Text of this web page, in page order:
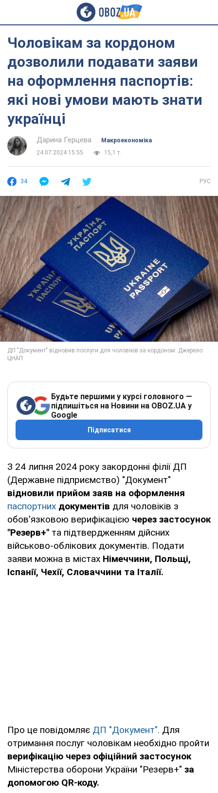
Чоловікам за кордоном
дозволили подавати заяви
на оформлення паспортів:
які нові умови мають знати
українці
Дарина Герцева
Mакроекономіка
24.07.2024 15:55
15,1 т.
34 РУС
Будьте першими у курсі головного —
підпишіться на Новини на OBOZ.UA у
Google
Підписатися
З 24 липня 2024 року закордонні філії ДП
(Державне підприємство) "Документ"
відновили прийом заяв на оформлення
паспортних документів для чоловіків з
обов'язковою верифікацією через застосунок
"Резерв+" та підтвердженням дійсних
військово-облікових документів. Подати
заяви можна в містах Німеччини, Польщі,
Іспанії, Чехії, Словаччини та Італії.
Про це повідомляє ДП "Документ". Для
отримання послуг чоловікам необхідно пройти
верифікацію через офіційний застосунок
Міністерства оборони України "Резерв+" за
допомогою QR-коду.